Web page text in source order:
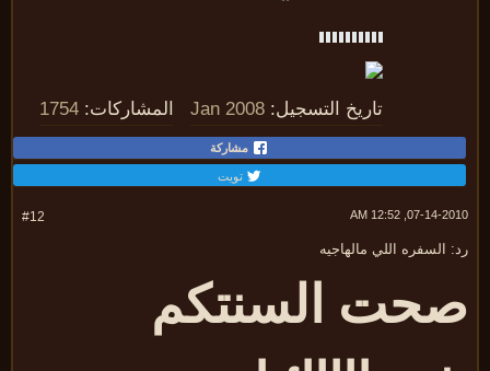
تاريخ التسجيل: Jan 2008 المشاركات: 1754
مشاركة
تويت
07-14-2010,
السفره اللي مالهاجيه
السنتكم